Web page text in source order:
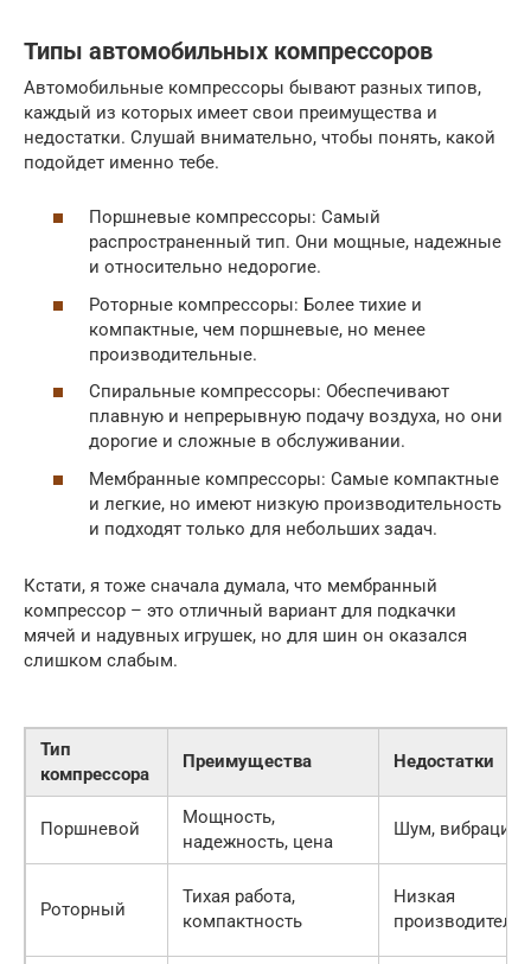
Типы автомобильных компрессоров
Автомобильные компрессоры бывают разных типов,
каждый из которых имеет свои преимущества и
недостатки. Слушай внимательно, чтобы понять, какой
подойдет именно тебе.
Поршневые компрессоры: Самый
распространенный тип. Они мощные, надежные
и относительно недорогие.
Роторные компрессоры: Более тихие и
компактные, чем поршневые, но менее
производительные.
Спиральные компрессоры: Обеспечивают
плавную и непрерывную подачу воздуха, но они
дорогие и сложные в обслуживании.
Мембранные компрессоры: Самые компактные
и легкие, но имеют низкую производительность
и подходят только для небольших задач.
Кстати, я тоже сначала думала, что мембранный
компрессор – это отличный вариант для подкачки
мячей и надувных игрушек, но для шин он оказался
слишком слабым.
Тип
компрессора
Преимущества Недостатки
Поршневой
Мощность,
надежность, цена
Шум, вибрация
Роторный
Тихая работа,
компактность
Низкая